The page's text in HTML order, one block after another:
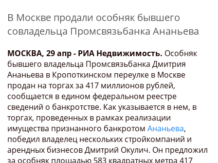
В Москве продали особняк бывшего
совладельца Промсвязьбанка Ананьева
МОСКВА, 29 апр - РИА Недвижимость. Особняк
бывшего владельца Промсвязьбанка Дмитрия
Ананьева в Кропоткинском переулке в Москве
продан на торгах за 417 миллионов рублей,
сообщается в едином федеральном реестре
сведений о банкротстве. Как указывается в нем, в
торгах, проведенных в рамках реализации
имущества признанного банкротом Ананьева,
победил владелец нескольких стройкомпаний и
арендных бизнесов Дмитрий Окулич. Он предложил
за особняк площадью 583 квадратных метра 417